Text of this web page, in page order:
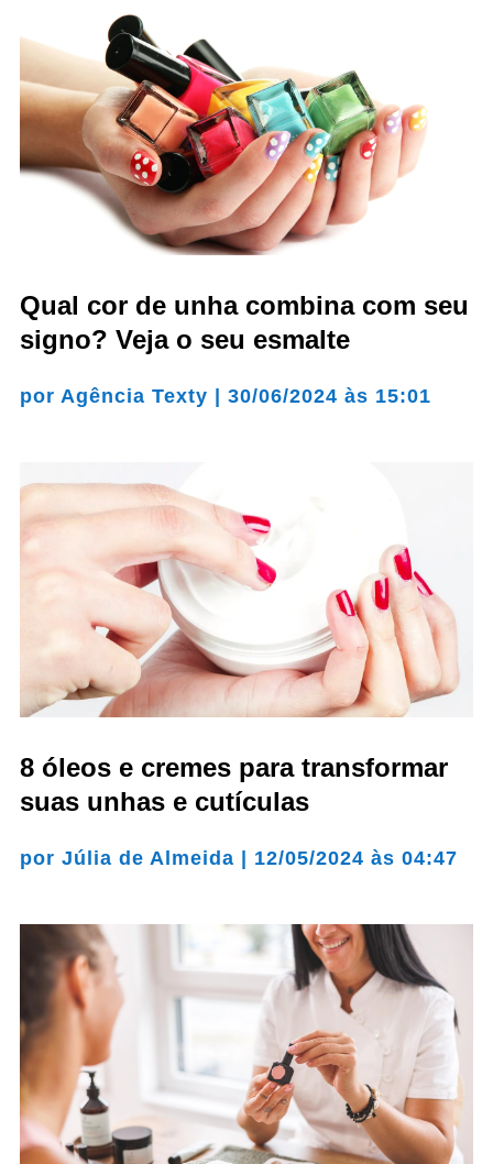
Qual cor de unha combina com seu
signo? Veja o seu esmalte
por Agência Texty 30/06/2024 às 15:01
8 óleos e cremes para transformar
suas unhas e cutículas
por Júlia de Almeida 12/05/2024 às 04:47